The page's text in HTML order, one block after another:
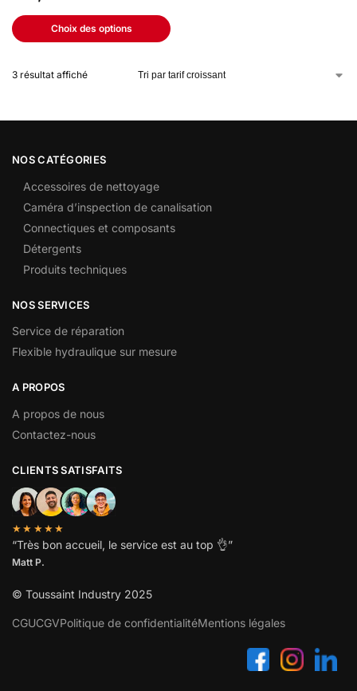
Choix des options
3 résultat affiché
NOS CATÉGORIES
Accessoires de nettoyage
Caméra d’inspection de canalisation
Connectiques et composants
Détergents
Produits techniques
NOS SERVICES
Service de réparation
Flexible hydraulique sur mesure
A PROPOS
A propos de nous
Contactez-nous
CLIENTS SATISFAITS
★★★★★
“Très bon accueil, le service est au top 👌”
Matt P.
© Toussaint Industry 2025
CGUCGVPolitique de confidentialitéMentions légales